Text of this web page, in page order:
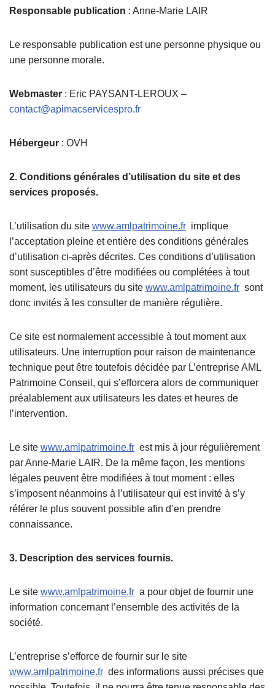
Responsable publication : Anne-Marie LAIR
Le responsable publication est une personne physique ou
une personne morale.
Webmaster : Eric PAYSANT-LEROUX –
contact@apimacservicespro.fr
Hébergeur : OVH
2. Conditions générales d’utilisation du site et des
services proposés.
L’utilisation du site www.amlpatrimoine.fr implique
l’acceptation pleine et entière des conditions générales
d’utilisation ci-après décrites. Ces conditions d’utilisation
sont susceptibles d’être modifiées ou complétées à tout
moment, les utilisateurs du site www.amlpatrimoine.fr sont
donc invités à les consulter de manière régulière.
Ce site est normalement accessible à tout moment aux
utilisateurs. Une interruption pour raison de maintenance
technique peut être toutefois décidée par L’entreprise AML
Patrimoine Conseil, qui s’efforcera alors de communiquer
préalablement aux utilisateurs les dates et heures de
l’intervention.
Le site www.amlpatrimoine.fr est mis à jour régulièrement
par Anne-Marie LAIR. De la même façon, les mentions
légales peuvent être modifiées à tout moment : elles
s’imposent néanmoins à l’utilisateur qui est invité à s’y
référer le plus souvent possible afin d’en prendre
connaissance.
3. Description des services fournis.
Le site www.amlpatrimoine.fr a pour objet de fournir une
information concernant l’ensemble des activités de la
société.
L’entreprise s’efforce de fournir sur le site
www.amlpatrimoine.fr des informations aussi précises que